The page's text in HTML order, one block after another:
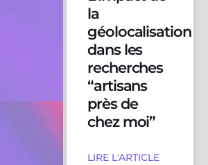
la
géolocalisation
dans les
recherches
“artisans
près de
chez moi”
LIRE L'ARTICLE